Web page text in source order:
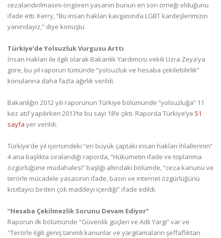
cezalandırılmasını öngören yasanın bunun en son örneği olduğunu
ifade etti. Kerry, “Bu insan hakları kavgasında LGBT kardeşlerimizin
yanındayız,” diye konuştu.
Türkiye’de Yolsuzluk Vurgusu Arttı
İnsan Hakları ile ilgili olarak Bakanlık Yardımcısı vekili Uzra Zeya’ya
göre, bu yıl raporun tümünde “yolsuzluk ve hesaba çekilebilirlik”
konularına daha fazla ağırlık verildi.
Bakanlığın 2012 yılı raporunun Türkiye bölümünde “yolsuzluğa” 11
kez atıf yapılırken 2013’te bu sayı 18’e çıktı. Raporda Türkiye’ye 51
sayfa yer verildi.
Türkiye’de yıl içerisindeki “en büyük çaptaki insan hakları ihlallerinin”
4 ana başlıkta sıralandığı raporda, “Hükümetin ifade ve toplanma
özgürlüğüne müdahalesi” başlığı altındaki bölümde, “ceza kanunu ve
terörle mücadele yasasının ifade, basın ve internet özgürlüğünü
kısıtlayıcı birden çok maddeyi içerdiği” ifade edildi.
“Hesaba Çekilmezlik Sorunu Devam Ediyor”
Raporun ilk bölümünde “Güvenlik güçleri ve Adli Yargı” var ve
"Terörle ilgili geniş tanımlı kanunlar ve yargılamaların şeffaflıktan